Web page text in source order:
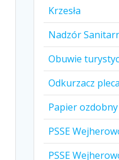
Krzesła
Nadzór
Obuwie
Odkurzacz
Papier ozdobny
PSSE
PSSE